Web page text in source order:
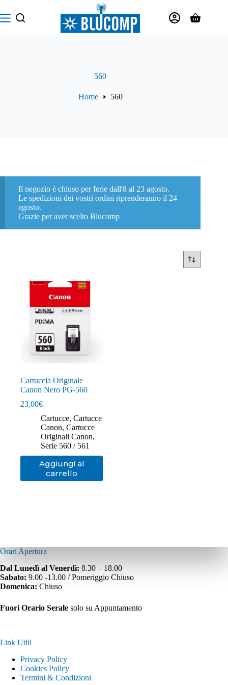
al
contenuto
Carrello
560
Home 560
Il negozio è chiuso per ferie dall'8 al 23 agosto.
Le spedizioni dei vostri ordini riprenderanno il 24
agosto.
Grazie per aver scelto Blucomp
Cartuccia Originale
Canon Nero PG-560
23,00€
Cartucce, Cartucce
Canon, Cartucce
Originali Canon,
Serie 560 / 561
Aggiungi al
carrello
Orari Apertura
Dal Lunedì al Venerdì: 8.30 – 18.00
Sabato: 9.00 -13.00 / Pomeriggio Chiuso
Domenica: Chiuso
Fuori Orario Serale solo su Appuntamento
Link Utili
Privacy Policy
Cookies Policy
Termini & Condizioni